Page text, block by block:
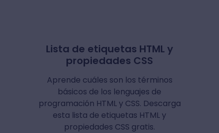
Lista de etiquetas HTML y
propiedades CSS
Aprende cuáles son los términos
básicos de los lenguajes de
programación HTML y CSS. Descarga
esta lista de etiquetas HTML y
propiedades CSS gratis.